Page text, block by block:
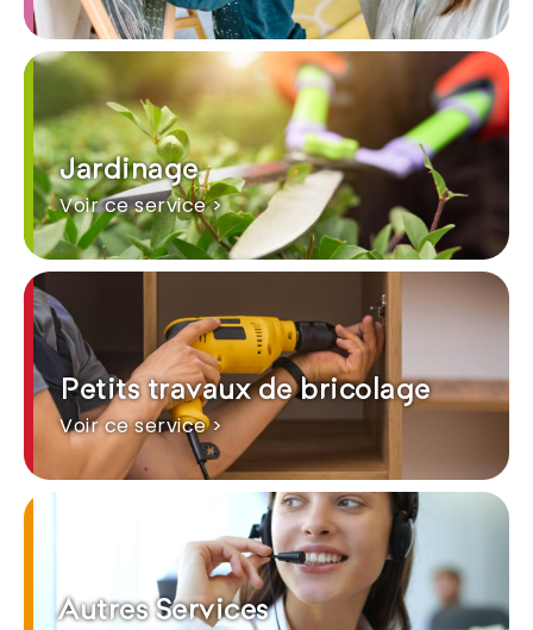
Jardinage
Voir ce service >
Petits travaux de bricolage
Voir ce service >
Autres Services